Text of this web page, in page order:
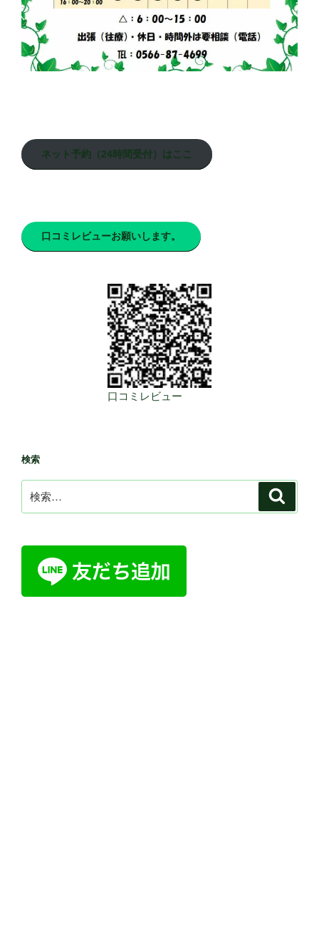
ネット予約（24時間受付）はここ
口コミレビューお願いします。
口コミレビュー
検索
索: